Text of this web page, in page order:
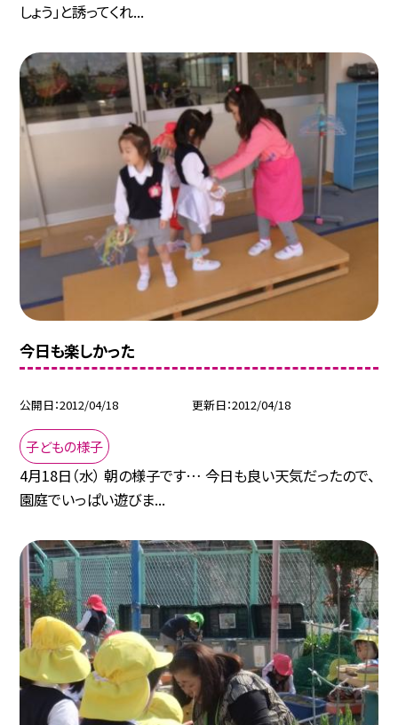
しょう」と誘ってくれ...
今日も楽しかった
公開日 2012/04/18 更新日 2012/04/18
子どもの様子
4月18日（水） 朝の様子です… 今日も良い天気だったので、
園庭でいっぱい遊びま...